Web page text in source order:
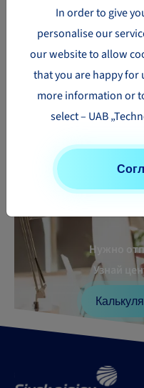
Союза, в
страны
таможенные
Более подробную
за пределы
найти в разделе
Нужно
Узнай
In order to give
personalise our
our website to allow
that you are happy for
more information or
select – UAB